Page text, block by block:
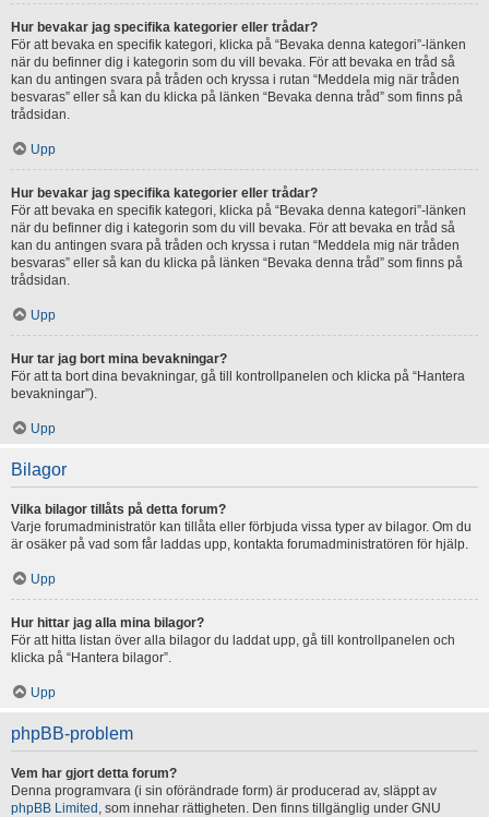
Hur bevakar jag specifika kategorier eller trådar?
För att bevaka en specifik kategori, klicka på “Bevaka denna kategori”-länken
när du befinner dig i kategorin som du vill bevaka. För att bevaka en tråd så
kan du antingen svara på tråden och kryssa i rutan “Meddela mig när tråden
besvaras” eller så kan du klicka på länken “Bevaka denna tråd” som finns på
trådsidan.
Upp
Hur bevakar jag specifika kategorier eller trådar?
För att bevaka en specifik kategori, klicka på “Bevaka denna kategori”-länken
när du befinner dig i kategorin som du vill bevaka. För att bevaka en tråd så
kan du antingen svara på tråden och kryssa i rutan “Meddela mig när tråden
besvaras” eller så kan du klicka på länken “Bevaka denna tråd” som finns på
trådsidan.
Upp
Hur tar jag bort mina bevakningar?
För att ta bort dina bevakningar, gå till kontrollpanelen och klicka på “Hantera
bevakningar”).
Upp
Bilagor
Vilka bilagor tillåts på detta forum?
Varje forumadministratör kan tillåta eller förbjuda vissa typer av bilagor. Om du
är osäker på vad som får laddas upp, kontakta forumadministratören för hjälp.
Upp
Hur hittar jag alla mina bilagor?
För att hitta listan över alla bilagor du laddat upp, gå till kontrollpanelen och
klicka på “Hantera bilagor”.
Upp
phpBB-problem
Vem har gjort detta forum?
Denna programvara (i sin oförändrade form) är producerad av, släppt av
phpBB Limited , som innehar rättigheten. Den finns tillgänglig under GNU